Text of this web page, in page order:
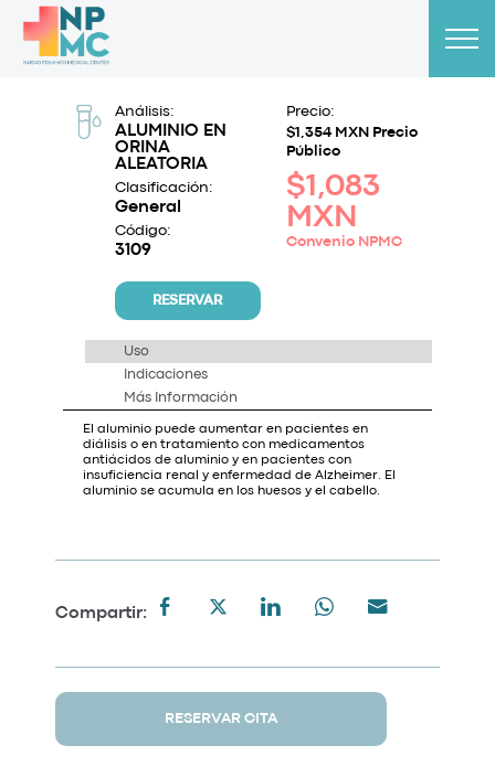
Análisis:
ALUMINIO EN
ORINA
ALEATORIA
Clasificación:
General
Código:
3109
RESERVAR
Precio:
$1,354 MXN Precio
Público
$1,083
MXN
Convenio NPMC
Uso
Indicaciones
Más Información
El aluminio puede aumentar en pacientes en
diálisis o en tratamiento con medicamentos
antiácidos de aluminio y en pacientes con
insuficiencia renal y enfermedad de Alzheimer. El
aluminio se acumula en los huesos y el cabello.
Compartir:
RESERVAR CITA